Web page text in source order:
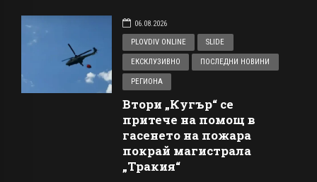
06.08.2026
PLOVDIV ONLINE
SLIDE
ЕКСКЛУЗИВНО ПОСЛЕДНИ НОВИНИ
РЕГИОНА
Втори „Кугър“ се
притече на помощ в
гасенето на пожара
покрай магистрала
„Тракия“